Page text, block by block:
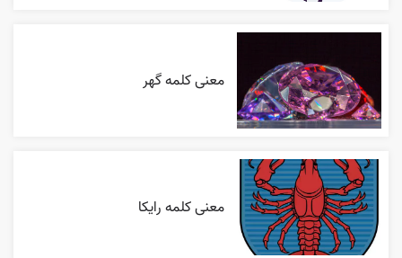
معنی کلمه گهر
معنی کلمه رایکا